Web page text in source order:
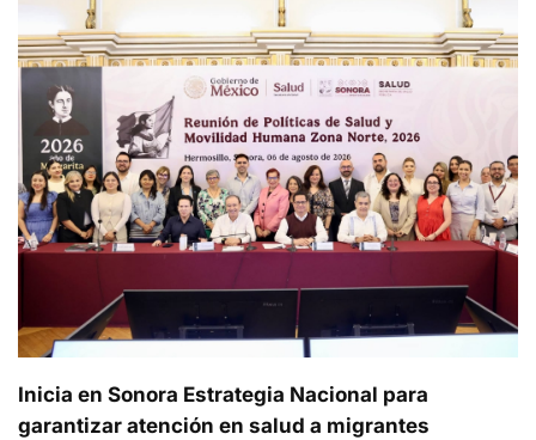
Inicia en Sonora Estrategia Nacional para
garantizar atención en salud a migrantes